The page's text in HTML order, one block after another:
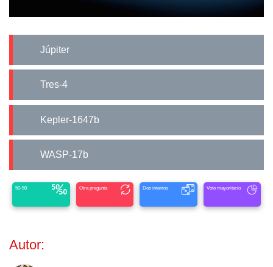
Júpiter
Tres-4
Kepler-1647b
WASP-17b
50-50 Otra pregunta Dos intentos Voto mayoritario
Autor: